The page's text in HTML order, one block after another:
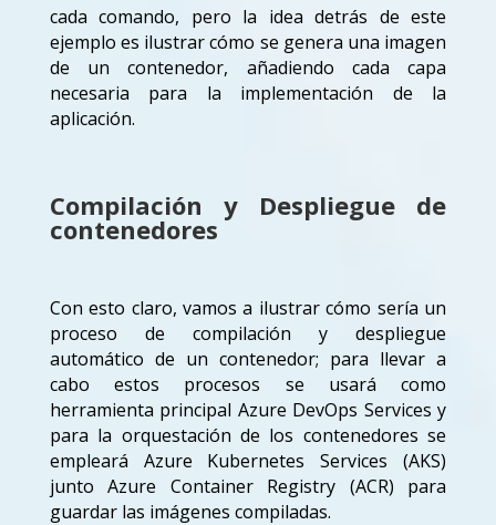
cada comando, pero la idea detrás de este
ejemplo es ilustrar cómo se genera una imagen
de un contenedor, añadiendo cada capa
necesaria para la implementación de la
aplicación.
Compilación y Despliegue de
contenedores
Con esto claro, vamos a ilustrar cómo sería un
proceso de compilación y despliegue
automático de un contenedor; para llevar a
cabo estos procesos se usará como
herramienta principal Azure DevOps Services y
para la orquestación de los contenedores se
empleará Azure Kubernetes Services (AKS)
junto Azure Container Registry (ACR) para
guardar las imágenes compiladas.